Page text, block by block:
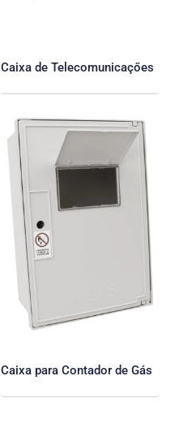
Caixa de Telecomunicaçőes
Caixa para Contador de Gás